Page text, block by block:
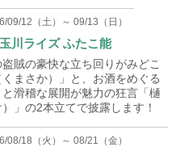
09/12（土）～ 09/13（日）
川ライズ ふたこ能
賊の豪快な立ち回りがみどこ
まさか）」と、お酒をめぐる
滑稽な展開が魅力の狂言「樋
」の2本立てで披露します！
08/18（火）～ 08/21（金）